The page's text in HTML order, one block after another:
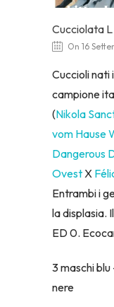
Cucciolata L
On 16
Cuccioli
campione
(Nikola
vom Hause
Dangerous
Ovest X
Entrambi i
la displasia.
ED 0.
3 maschi blu
nere